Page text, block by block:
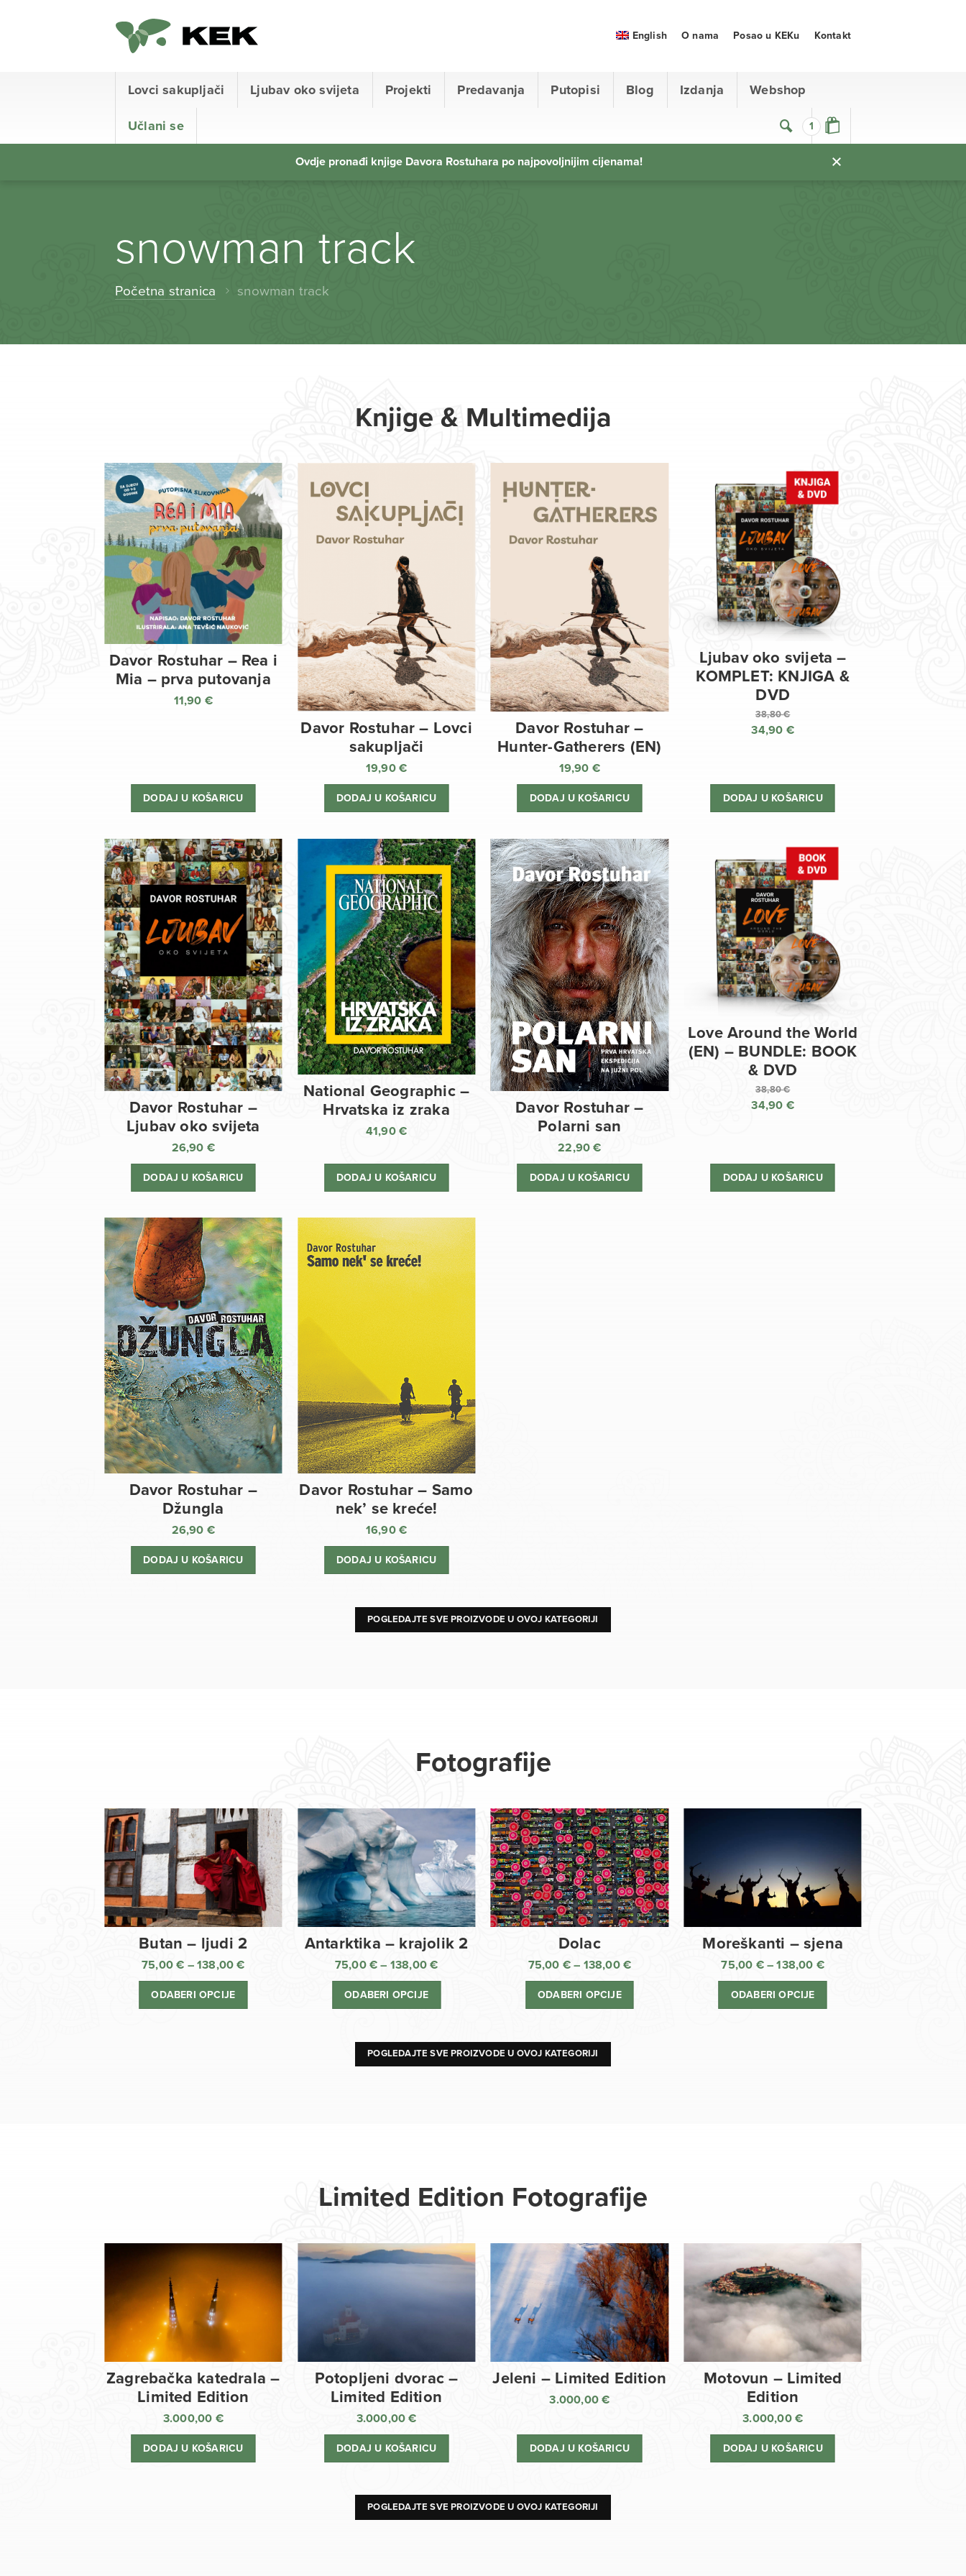
1
Lovci sakupljači Ljubav oko svijeta Projekti Predavanja Putopisi Blog Izdanja Webshop
Učlani se
English O nama Posao u KEKu Kontakt
Ovdje pronađi knjige Davora Rostuhara po najpovoljnijim cijenama!
snowman track
Početna stranica snowman track
Knjige & Multimedija
Davor Rostuhar – Rea i
Mia – prva putovanja
11,90 €
DODAJ U KOŠARICU
Davor Rostuhar – Lovci
sakupljači
19,90€
DODAJ U KOŠARICU
Davor Rostuhar –
Hunter-Gatherers (EN)
19,90 €
DODAJ U KOŠARICU
Ljubav oko svijeta –
KOMPLET: KNJIGA &
DVD
38,80€
Izvorna
je:
38,80 €.
34,90 €
je:
34,90 €.
DODAJ U KOŠARICU
Davor Rostuhar –
Ljubav oko svijeta
26,90 €
DODAJ U KOŠARICU
National Geographic –
Hrvatska iz zraka
41,90€
DODAJ U KOŠARICU
Davor Rostuhar –
Polarni san
22,90€
DODAJ U KOŠARICU
Love Around the World
(EN) – BUNDLE: BOOK
& DVD
38,80€
Izvorna
je:
38,80 €.
34,90 €
je:
34,90 €.
DODAJ U KOŠARICU
Davor Rostuhar –
Džungla
26,90 €
DODAJ U KOŠARICU
Davor Rostuhar – Samo
nek’ se kreće!
16,90€
DODAJ U KOŠARICU
POGLEDAJTE SVE PROIZVODE U OVOJ KATEGORIJI
Fotografije
Butan – ljudi 2
75,00€ – 138,00€
ODABERI OPCIJE
Antarktika – krajolik 2
75,00 € – 138,00€
138,00 €
ODABERI OPCIJE
Dolac
75,00 € – 138,00 €
cijena:
ODABERI OPCIJE
Moreškanti – sjena
75,00 € – 138,00 €Raspon
cijena:
ODABERI OPCIJE
POGLEDAJTE SVE PROIZVODE U OVOJ KATEGORIJI
Limited Edition Fotografije
Zagrebačka katedrala –
Limited Edition
3.000,00 €
DODAJ U KOŠARICU
Potopljeni dvorac –
Limited Edition
3.000,00€
DODAJ U KOŠARICU
Jeleni – Limited Edition
3.000,00€
DODAJ U KOŠARICU
Motovun – Limited
Edition
3.000,00 €
DODAJ U KOŠARICU
POGLEDAJTE SVE PROIZVODE U OVOJ KATEGORIJI